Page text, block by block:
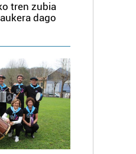
tren zubia
dago